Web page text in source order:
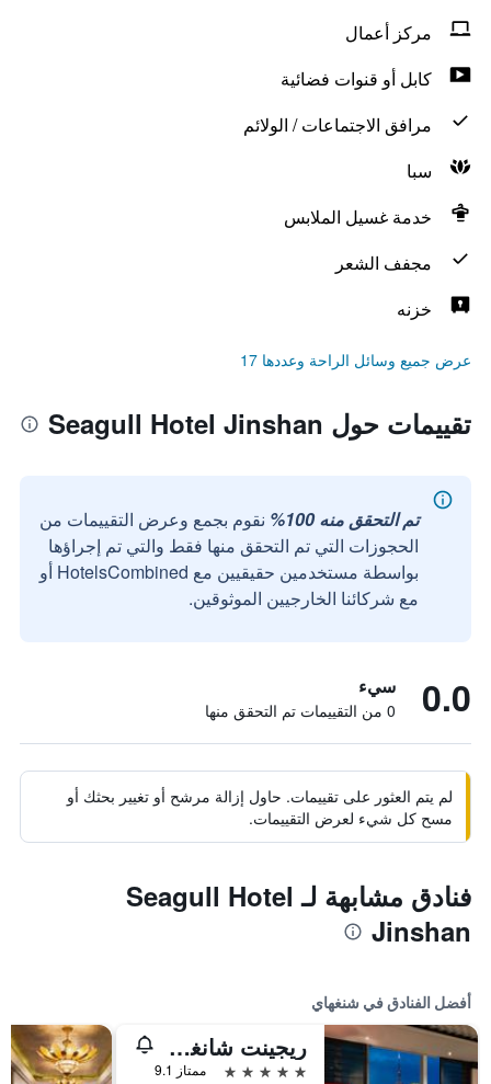
مركز أعمال
كابل أو قنوات فضائية
مرافق الاجتماعات / الولائم
سبا
خدمة غسيل الملابس
مجفف الشعر
خزنه
عرض جميع وسائل الراحة وعددها 17
تقييمات حول Seagull Hotel Jinshan
تم التحقق منه 100%
نقوم بجمع وعرض التقييمات من
الحجوزات التي تم التحقق منها فقط والتي تم إجراؤها
بواسطة مستخدمين حقيقيين مع HotelsCombined أو
مع شركائنا الخارجيين الموثوقين.
0.0 سيء
0 من التقييمات تم التحقق منها
لم يتم العثور على تقييمات. حاول إزالة مرشح أو تغيير بحثك أو
مسح كل شيء لعرض التقييمات.
فنادق مشابهة لـ Seagull Hotel
Jinshan
أفضل الفنادق في شنغهاي
ريجينت شانغهاي بودونج
5 نجوم
ممتاز 9.1